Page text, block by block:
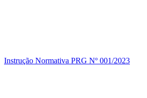
Instrução Normativa PRG Nº 001/2023